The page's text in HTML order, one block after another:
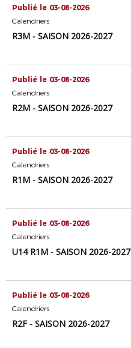
Publié le 03-08-2026
Calendriers
R3M - SAISON 2026-2027
Publié le 03-08-2026
Calendriers
R2M - SAISON 2026-2027
Publié le 03-08-2026
Calendriers
R1M - SAISON 2026-2027
Publié le 03-08-2026
Calendriers
U14 R1M - SAISON 2026-2027
Publié le 03-08-2026
Calendriers
R2F - SAISON 2026-2027